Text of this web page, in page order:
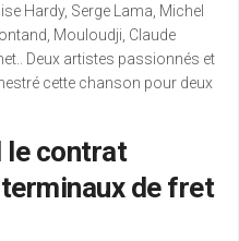
Hardy, Serge Lama, Michel
Mouloudji, Claude
Deux artistes passionnés et
cette chanson pour deux
le contrat
de fret